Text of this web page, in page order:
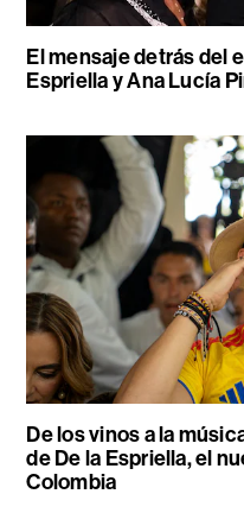
El mensaje detrás del
Espriella y Ana Lucía
De los vinos a la
de De la Espriella, el
Colombia